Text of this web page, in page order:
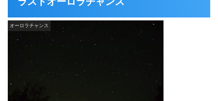
オーロラチャンス